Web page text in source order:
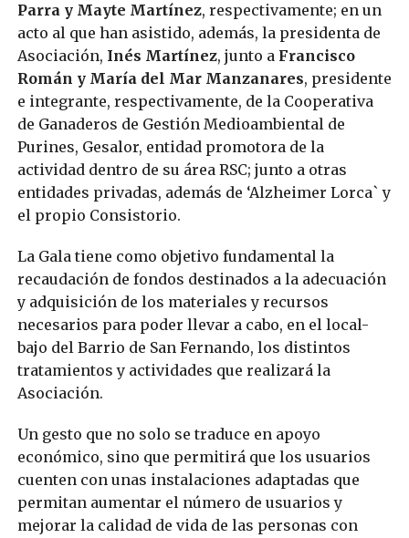
Parra y Mayte Martínez, respectivamente; en un
acto al que han asistido, además, la presidenta de
Asociación, Inés Martínez, junto a Francisco
Román y María del Mar Manzanares, presidente
e integrante, respectivamente, de la Cooperativa
de Ganaderos de Gestión Medioambiental de
Purines, Gesalor, entidad promotora de la
actividad dentro de su área RSC; junto a otras
entidades privadas, además de ‘Alzheimer Lorca` y
el propio Consistorio.
La Gala tiene como objetivo fundamental la
recaudación de fondos destinados a la adecuación
y adquisición de los materiales y recursos
necesarios para poder llevar a cabo, en el local-
bajo del Barrio de San Fernando, los distintos
tratamientos y actividades que realizará la
Asociación.
Un gesto que no solo se traduce en apoyo
económico, sino que permitirá que los usuarios
cuenten con unas instalaciones adaptadas que
permitan aumentar el número de usuarios y
mejorar la calidad de vida de las personas con